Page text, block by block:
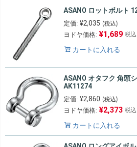
ASANO ロットボルト
定価: ¥2,035 (税込)
ヨドヤ価格: ¥1,689 税込
カートに入れる
ASANO オタフク 角頭
AK11274
定価: ¥2,860 (税込)
ヨドヤ価格: ¥2,373 税込
カートに入れる